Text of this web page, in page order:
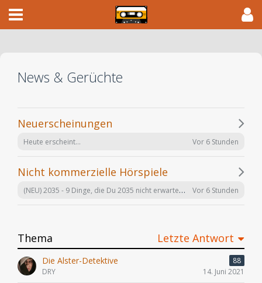
News & Gerüchte
Neuerscheinungen
Heute erscheint... Vor 6 Stunden
Nicht kommerzielle Hörspiele
(NEU) 2035 - 9 Dinge, die Du 2035 nicht erwartet hättest - #6 wird Dich umhauen (Arne Salasse, Léon Haase) hr 2022 Vor 6 Stunden
Thema Letzte Antwort
Die Alster-Detektive
88
DRY
14. Juni 2021